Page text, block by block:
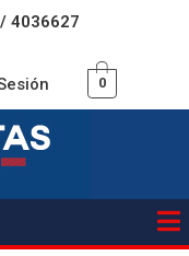
4036627
0